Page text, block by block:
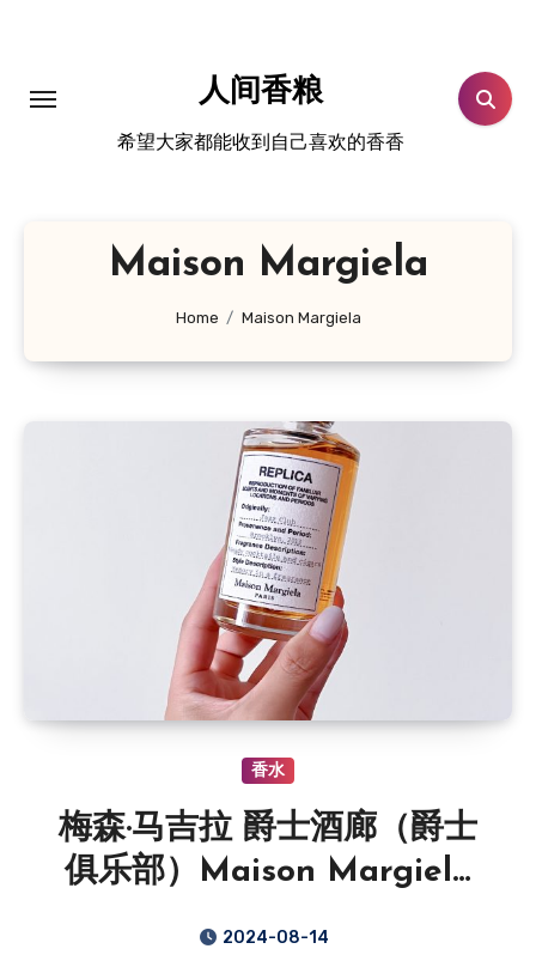
人间香粮
希望大家都能收到自己喜欢的香香
Maison Margiela
Home Maison Margiela
香水
梅森·马吉拉 爵士酒廊（爵士
俱乐部）Maison Margiela
2024-08-14